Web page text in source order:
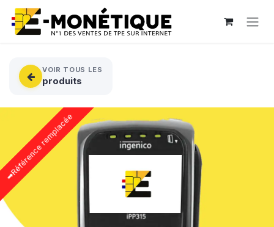
Se rendre au contenu
VOIR TOUS LES
produits
➡Référence remplacée
➡Référence remplacée